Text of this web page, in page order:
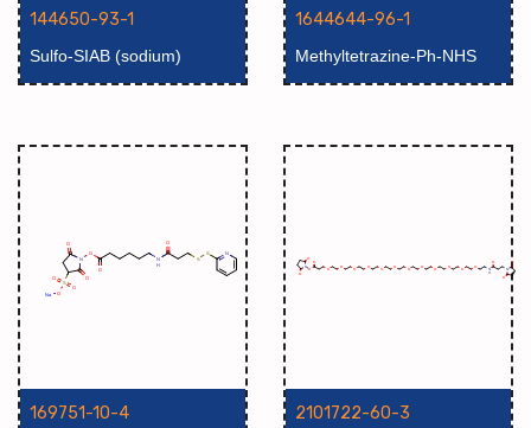
144650-93-1
Sulfo-SIAB (sodium)
1644644-96-1
Methyltetrazine-Ph-NHS
ester
169751-10-4 2101722-60-3